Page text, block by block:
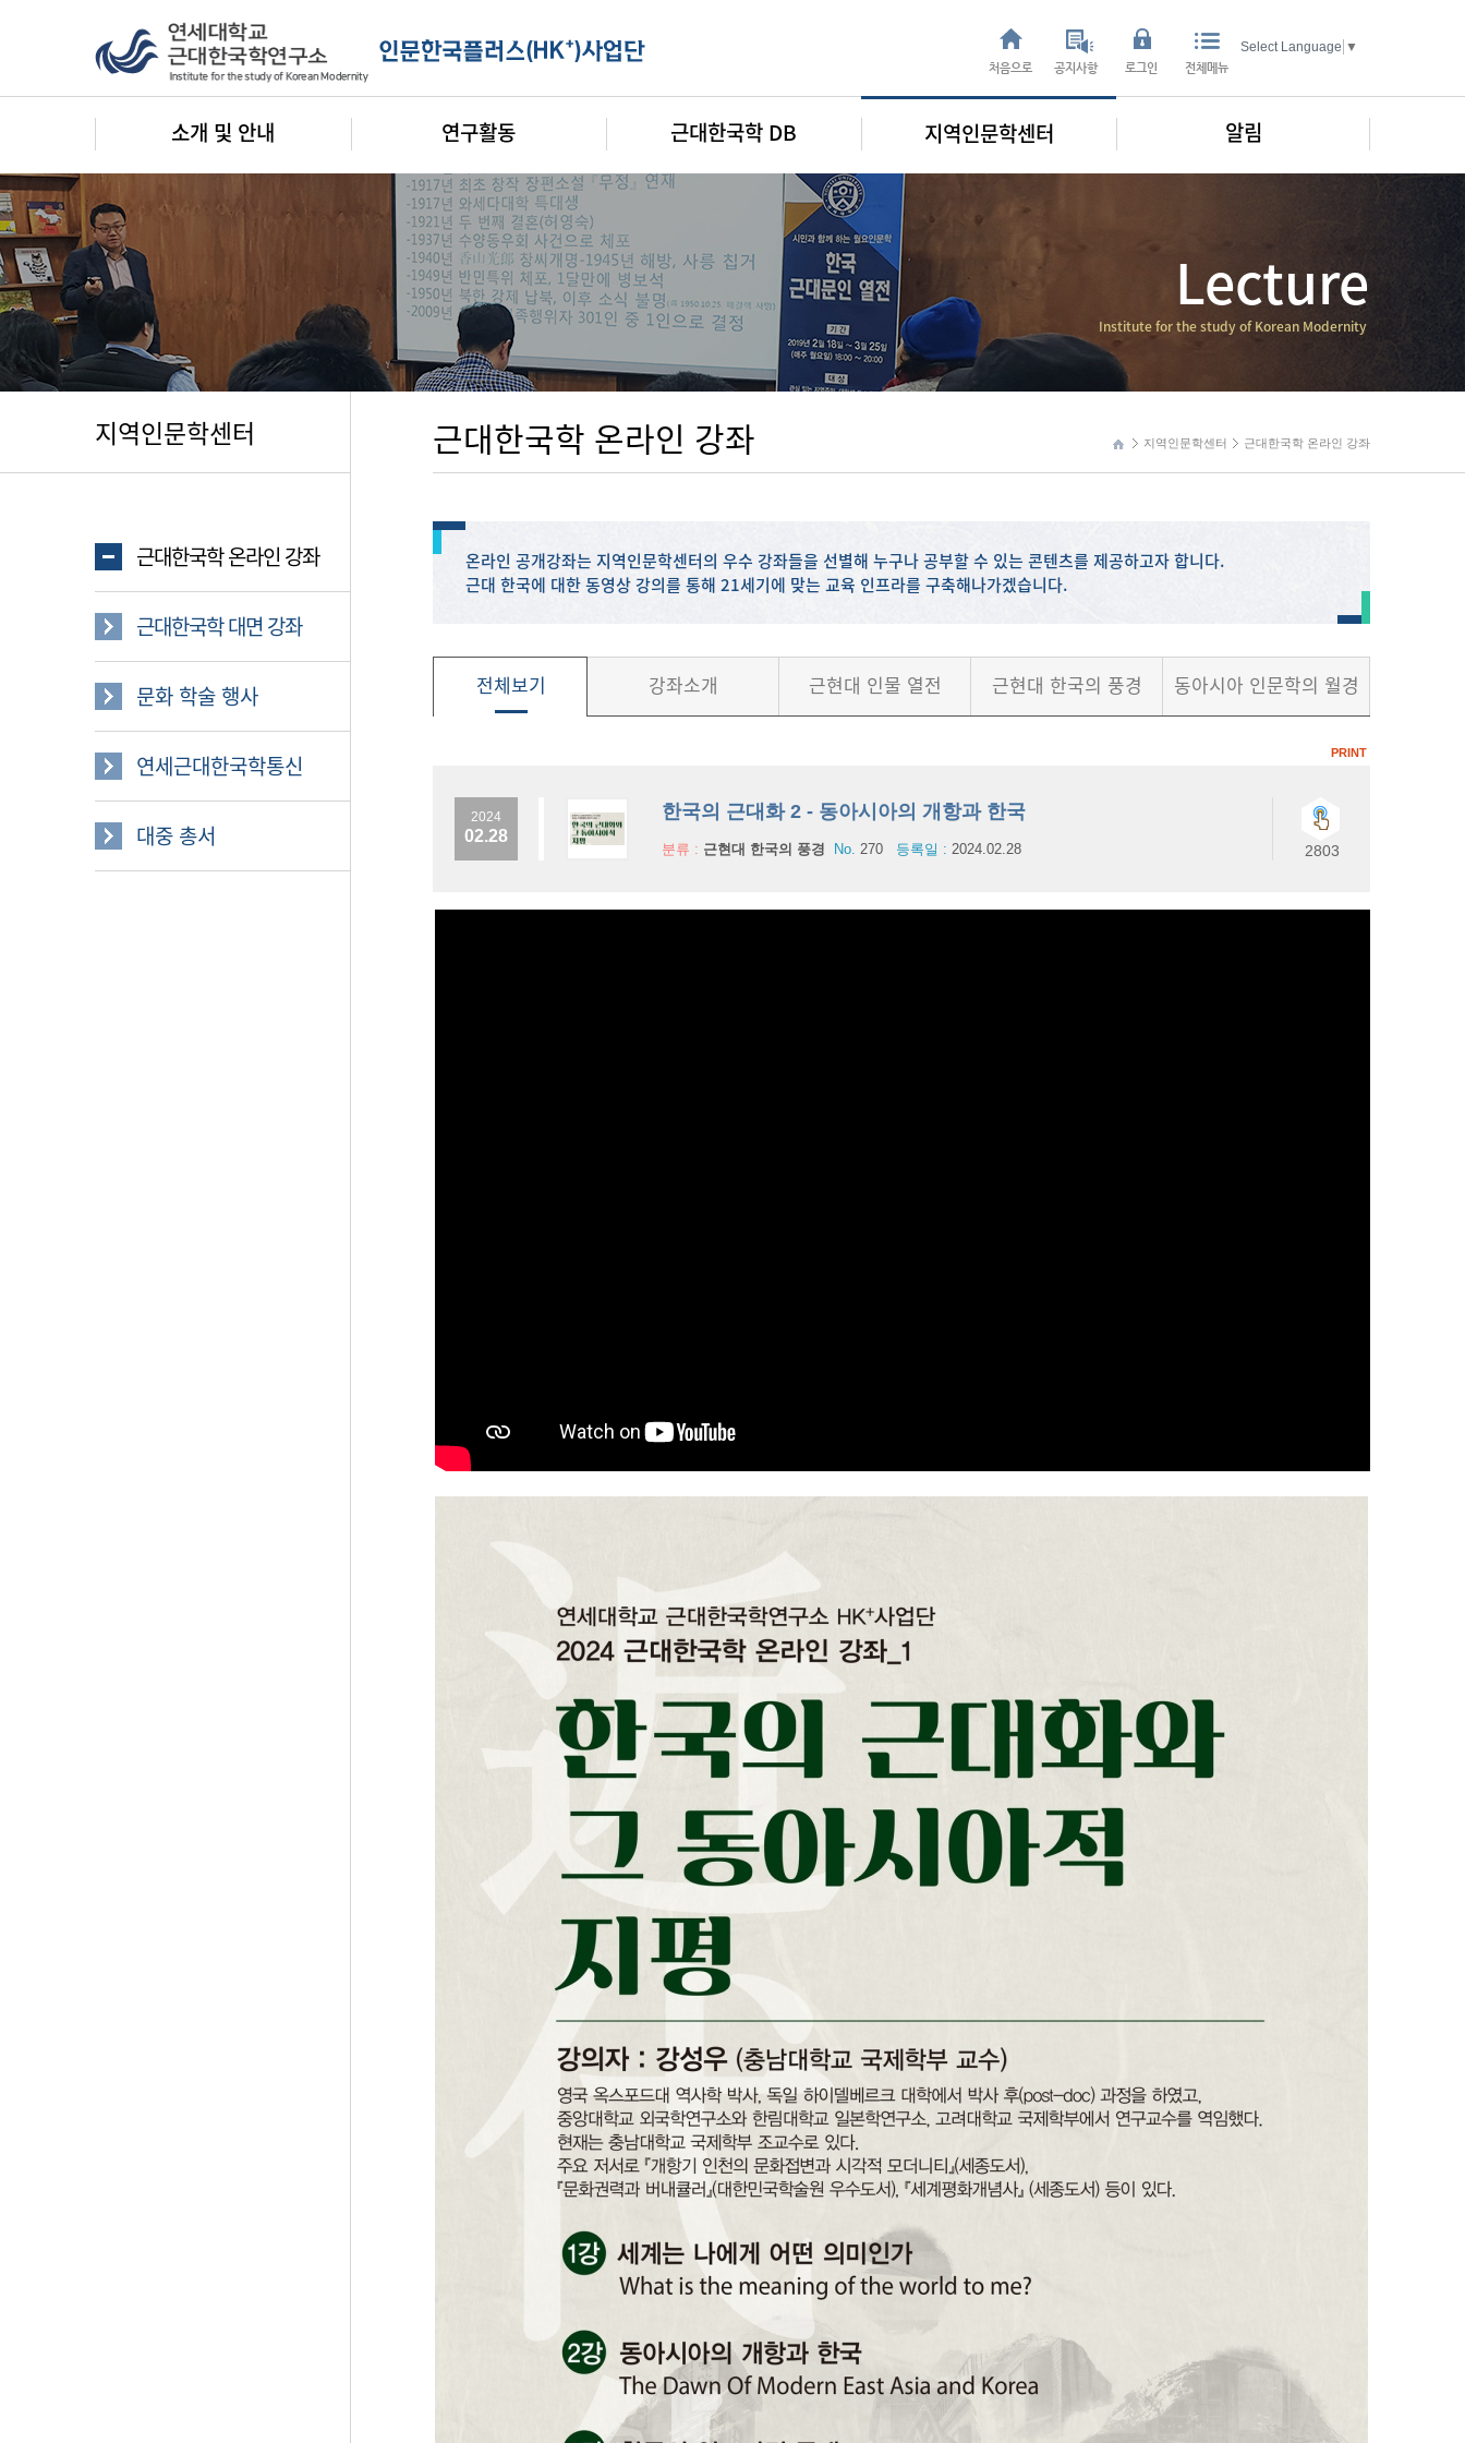
Select Language ▼
전체메뉴
로그인
공지사항
처음으로
소개 및 안내 연구활동 근대한국학 DB 지역인문학센터 알림
Lecture
Institute for the study of Korean Modernity
지역인문학센터
근대한국학 온라인 강좌
근대한국학 대면 강좌
문화 학술 행사
연세근대한국학통신
대중 총서
근대한국학 온라인 강좌 지역인문학센터 근대한국학 온라인 강좌
온라인 공개강좌는 지역인문학센터의 우수 강좌들을 선별해 누구나 공부할 수 있는 콘텐츠를 제공하고자 합니다.
근대 한국에 대한 동영상 강의를 통해 21세기에 맞는 교육 인프라를 구축해나가겠습니다.
전체보기 강좌소개 근현대 인물 열전 근현대 한국의 풍경 동아시아 인문학의 월경
PRINT
2024
02.28
한국의 근대화 2 - 동아시아의 개항과 한국
분류 : 근현대 한국의 풍경 No. 270 등록일 : 2024.02.28 2803